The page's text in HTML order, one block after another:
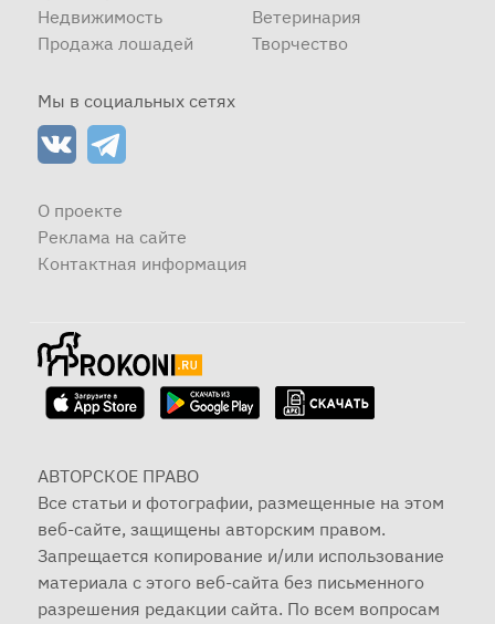
Недвижимость
Продажа лошадей
Ветеринария
Творчество
Мы в социальных сетях
О проекте
Реклама на сайте
Контактная информация
АВТОРСКОЕ ПРАВО
Все статьи и фотографии, размещенные на этом
веб-сайте, защищены авторским правом.
Запрещается копирование и/или использование
материала с этого веб-сайта без письменного
разрешения редакции сайта. По всем вопросам